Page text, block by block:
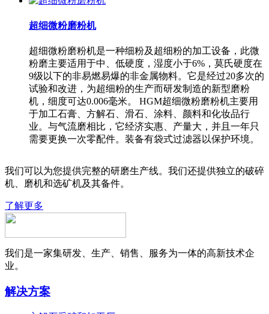
超细微粉磨粉机
超细微粉磨粉机是一种细粉及超细粉的加工设备，此微
粉磨主要适用于中、低硬度，湿度小于6%，莫氏硬度在
9级以下的非易燃易爆的非金属物料。它是经过20多次的
试验和改进，为超细粉的生产而研发制造的新型磨粉
机，细度可达0.006毫米。 HGM超细微粉磨粉机主要用
于加工石膏、方解石、滑石、涂料、颜料和化妆品行
业。与气流磨相比，它经济实惠、产量大，并且一年只
需要更换一次零配件。装备有袋式过滤器以保护环境。
我们可以为您提供完整的研磨生产线。我们还提供独立的破碎
机、磨机和选矿机及其备件。
了解更多
我们是一家集研发、生产、销售、服务为一体的高新技术企
业。
解决方案